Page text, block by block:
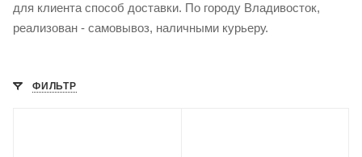
для клиента способ доставки. По городу Владивосток,
реализован - самовывоз, наличными курьеру.
ФИЛЬТР